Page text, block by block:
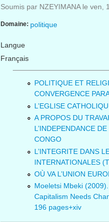
Soumis par NZEYIMANAle ven,
Domaine: politique
Langue
Français
POLITIQUE ET
CONVERGENCE
L’EGLISE
A PROPOS DU
L’INDEPENDANCE
CONGO
L’INTEGRITE DANS
INTERNATIONALES
OÙ VA L’UNION
Moeletsi Mbeki
Capitalism Needs
196 pages+xiv